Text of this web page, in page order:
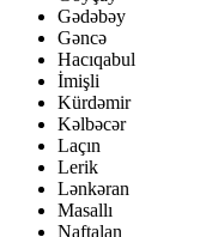
Gədəbəy
Gəncə
Hacıqabul
İmişli
Kürdəmir
Kəlbəcər
Laçın
Lerik
Lənkəran
Masallı
Naftalan